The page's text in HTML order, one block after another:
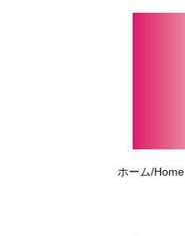
ホーム/Home